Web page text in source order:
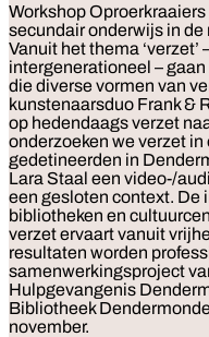
Workshop
secundair onderwijs in
Vanuit het thema
intergenerationeel –
die diverse vormen van
kunstenaarsduo Frank &
op hedendaags verzet
onderzoeken we verzet
gedetineerden in
Lara Staal een video-/
een gesloten context. De
bibliotheken en
verzet ervaart vanuit
resultaten worden
samenwerkingsproject
Hulpgevangenis
Bibliotheek
november.